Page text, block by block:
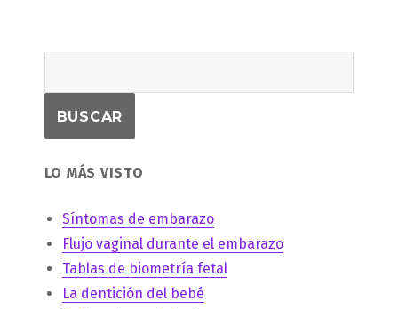
LO MÁS VISTO
Síntomas de embarazo
Flujo vaginal durante el embarazo
Tablas de biometría fetal
La dentición del bebé